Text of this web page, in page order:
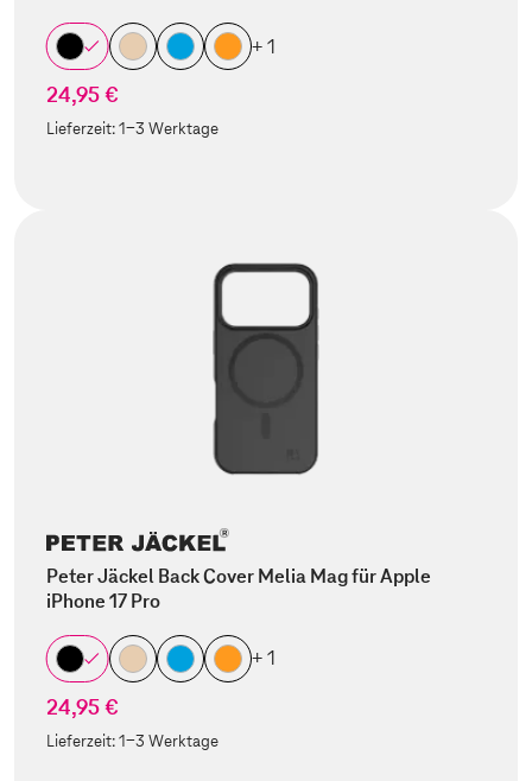
+ 1
24,95 €
Lieferzeit:1-3 Werktage
Peter Jäckel Back Cover Melia Mag für Apple
iPhone 17 Pro
+ 1
24,95 €
Lieferzeit:1-3 Werktage